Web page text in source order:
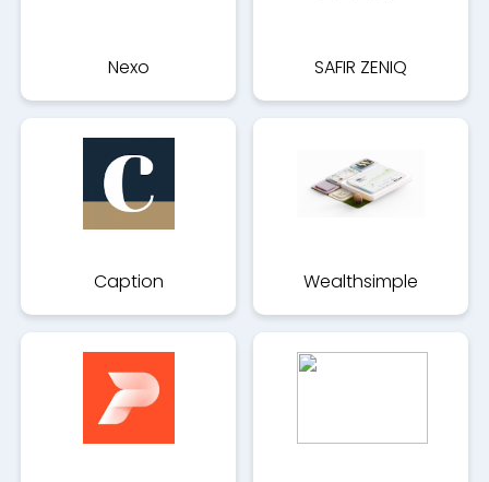
Nexo SAFIR ZENIQ
Caption Wealthsimple